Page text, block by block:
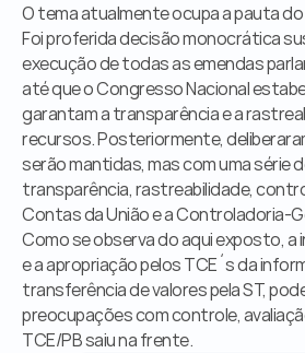
O tema atualmente ocupa a pauta do
Foi proferida decisão monocrática
execução de todas as emendas
até que o Congresso Nacional
garantam a transparência e a
recursos. Posteriormente,
serão mantidas, mas com uma série
transparência, rastreabilidade,
Contas da União e a Controladoria-
Como se observa do aqui exposto,
e a apropriação pelos TCE´s da
transferência de valores pela ST,
preocupações com controle,
TCE/PB saiu na frente.